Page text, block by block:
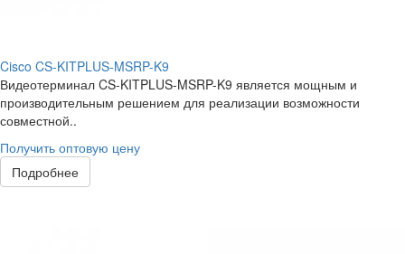
Cisco CS-KITPLUS-MSRP-K9
Видеотерминал CS-KITPLUS-MSRP-K9 является мощным и
производительным решением для реализации возможности
совместной..
Получить оптовую цену
Подробнее